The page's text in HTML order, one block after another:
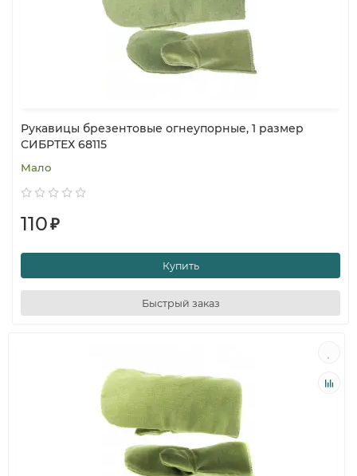
Рукавицы брезентовые огнеупорные, 1 размер
СИБРТЕХ 68115
Мало
110₽
Купить
Быстрый заказ